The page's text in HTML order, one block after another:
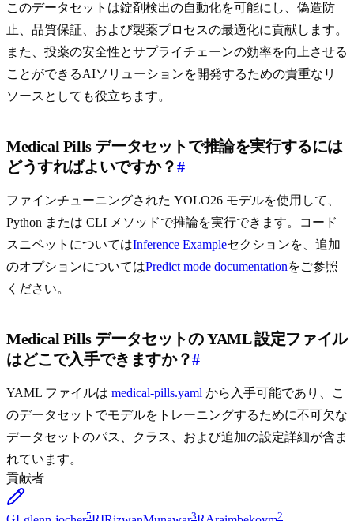
このデータセットは錠剤検出の自動化を可能にし、偽造防
止、品質保証、および製薬プロセスの最適化に貢献します。
また、投薬の安全性とサプライチェーンの効率を向上させる
ことができるAIソリューションを開発するための貴重なリ
ソースとしても役立ちます。
Medical Pills データセットで推論を実行するには
どうすればよいですか？#
ファインチューニングされた YOLO26 モデルを使用して、
Python または CLI メソッドで推論を実行できます。コード
スニペットについてはInference Exampleセクションを、追加
のオプションについてはPredict mode documentationをご参照
ください。
Medical Pills データセットの YAML 設定ファイル
はどこで入手できますか？#
YAML ファイルは medical-pills.yaml から入手可能であり、こ
のデータセットでモデルをトレーニングするために不可欠な
データセットのパス、クラス、および追加の設定詳細が含ま
れています。
貢献者
5 3 2